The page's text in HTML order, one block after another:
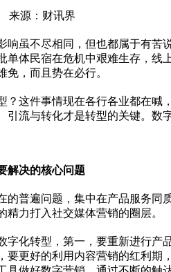
来源：财讯界
响虽不尽相同，但也都属于有苦
单体民宿在危机中艰难生存，线
免，而且势在必行。
？这件事情现在各行各业都在喊
引流与转化才是转型的关键。数
解决的核心问题
的普遍问题，集中在产品服务同
精力打入社交媒体营销的圈层。
字化转型，第一，要重新进行
要更好的利用内容营销的红利期